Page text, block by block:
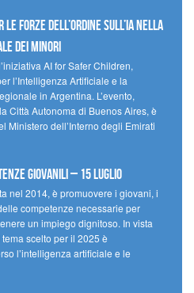
le forze dell’ordine sull’IA nella
dei minori
AI for Safer Children,
l’Intelligenza Artificiale e la
in Argentina. L’evento,
Città Autonoma di Buenos Aires, è
Ministero dell’Interno degli Emirati
Giovanili – 15 luglio
nel 2014, è promuovere i giovani, i
competenze necessarie per
un impiego dignitoso. In vista
scelto per il 2025 è
l’intelligenza artificiale e le